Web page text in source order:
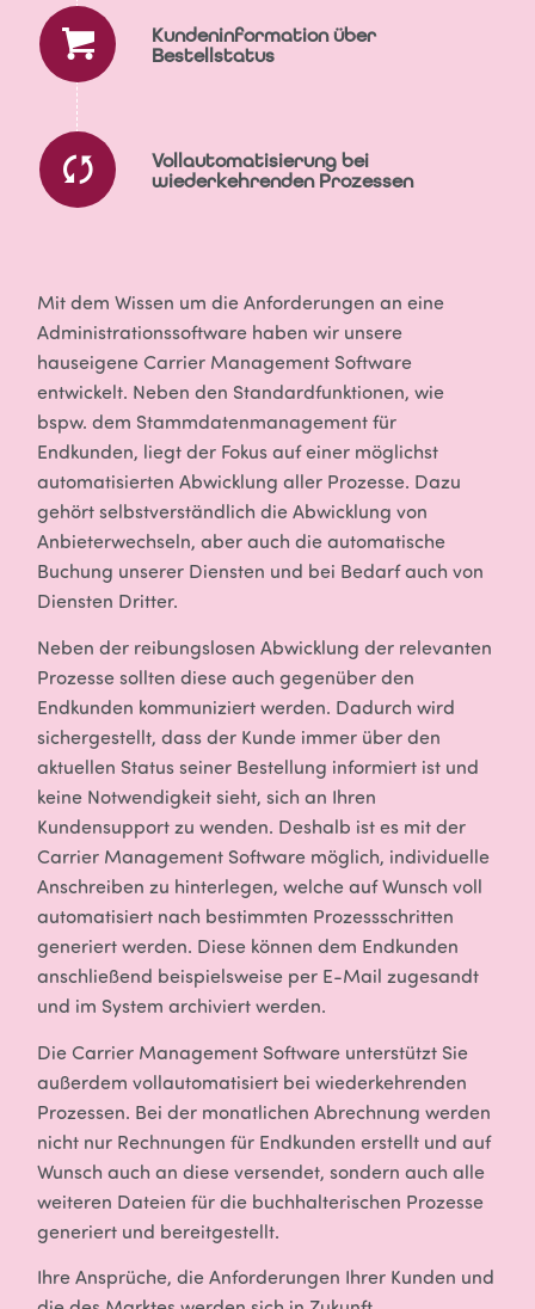
Mit dem Wissen um die Anforderungen an eine
Administrationssoftware haben wir unsere
hauseigene Carrier Management Software
entwickelt. Neben den Standardfunktionen, wie
bspw. dem Stammdatenmanagement für
Endkunden, liegt der Fokus auf einer möglichst
automatisierten Abwicklung aller Prozesse. Dazu
gehört selbstverständlich die Abwicklung von
Anbieterwechseln, aber auch die automatische
Buchung unserer Diensten und bei Bedarf auch von
Diensten Dritter.
Neben der reibungslosen Abwicklung der relevanten
Prozesse sollten diese auch gegenüber den
Endkunden kommuniziert werden. Dadurch wird
sichergestellt, dass der Kunde immer über den
aktuellen Status seiner Bestellung informiert ist und
keine Notwendigkeit sieht, sich an Ihren
Kundensupport zu wenden. Deshalb ist es mit der
Carrier Management Software möglich, individuelle
Anschreiben zu hinterlegen, welche auf Wunsch voll
automatisiert nach bestimmten Prozessschritten
generiert werden. Diese können dem Endkunden
anschließend beispielsweise per E-Mail zugesandt
und im System archiviert werden.
Die Carrier Management Software unterstützt Sie
außerdem vollautomatisiert bei wiederkehrenden
Prozessen. Bei der monatlichen Abrechnung werden
nicht nur Rechnungen für Endkunden erstellt und auf
Wunsch auch an diese versendet, sondern auch alle
weiteren Dateien für die buchhalterischen Prozesse
generiert und bereitgestellt.
Ihre Ansprüche, die Anforderungen Ihrer Kunden und
Kundeninformation über
Bestellstatus
Vollautomatisierung bei
wiederkehrenden Prozessen